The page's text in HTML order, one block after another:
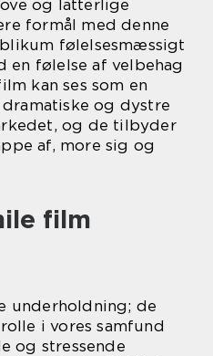
og latterlige
formål med denne
følelsesmæssigt
en følelse af velbehag
kan ses som en
og dystre
og de tilbyder
af, more sig og
film
underholdning; de
i vores samfund
og stressende